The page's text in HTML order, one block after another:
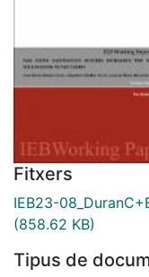
Fitxers
IEB23-
(858.62 KB)
Tipus de